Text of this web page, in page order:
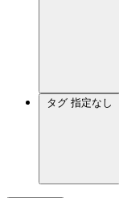
タグ 指定なし